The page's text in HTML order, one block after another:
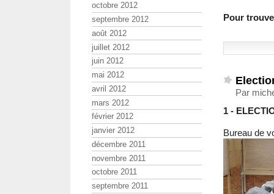
Pour
Par
1 -
Bureau de
octobre 2012
septembre 2012
août 2012
juillet 2012
juin 2012
mai 2012
avril 2012
mars 2012
février 2012
janvier 2012
décembre 2011
novembre 2011
octobre 2011
septembre 2011